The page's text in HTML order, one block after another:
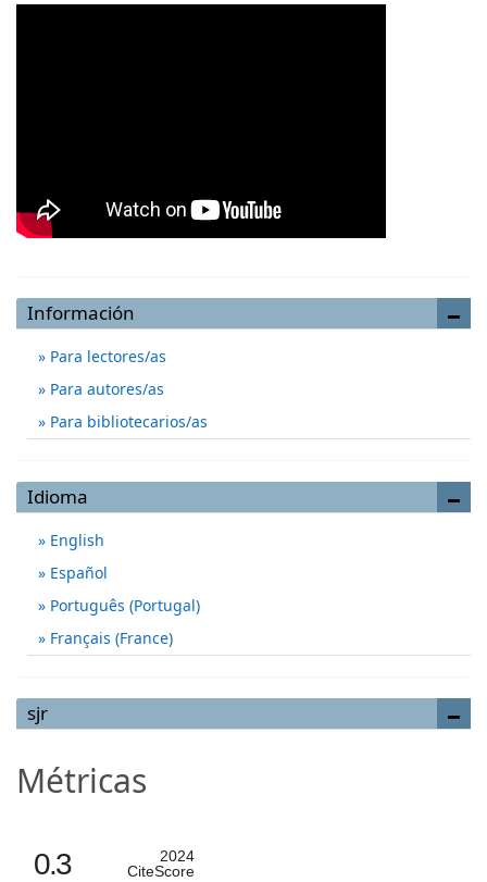
Información
Para lectores/as
Para autores/as
Para bibliotecarios/as
Idioma
English
Español
Português (Portugal)
Français (France)
sjr
Métricas
0.3
2024
CiteScore